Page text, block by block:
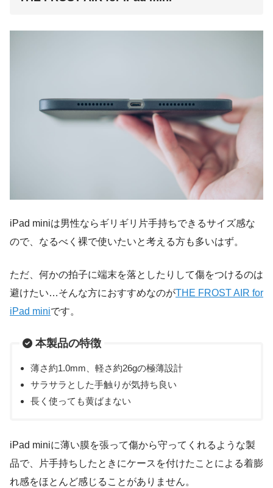
iPad miniは男性ならギリギリ片手持ちできるサイズ感な
ので、なるべく裸で使いたいと考える方も多いはず。
ただ、何かの拍子に端末を落としたりして傷をつけるのは
避けたい…そんな方におすすめなのがTHE FROST AIR for
iPad miniです。
本製品の特徴
薄さ約1.0mm、軽さ約26gの極薄設計
サラサラとした手触りが気持ち良い
長く使っても黄ばまない
iPad miniに薄い膜を張って傷から守ってくれるような製
品で、片手持ちしたときにケースを付けたことによる着膨
れ感をほとんど感じることがありません。